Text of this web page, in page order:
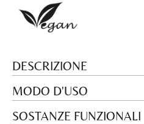
DESCRIZIONE
MODO D'USO
SOSTANZE FUNZIONALI